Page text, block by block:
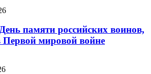
памяти российских воинов,
мировой войне